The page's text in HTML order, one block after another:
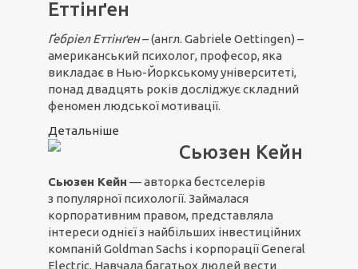
Еттінґен
Ґебріел Еттінґен– (англ. Gabriele Oettingen) –
американський психолог, професор, яка
викладає в Нью-Йоркському університеті,
понад двадцять років досліджує складний
феномен людської мотивації.
Детальніше
Сьюзен Кейн
Сьюзен Кейн — авторка бестселерів
з популярної психології. Займалася
корпоративним правом, представляла
інтереси однієї з найбільших інвестиційних
компаній Goldman Sachs і корпорації General
Electric. Навчала багатьох людей вести